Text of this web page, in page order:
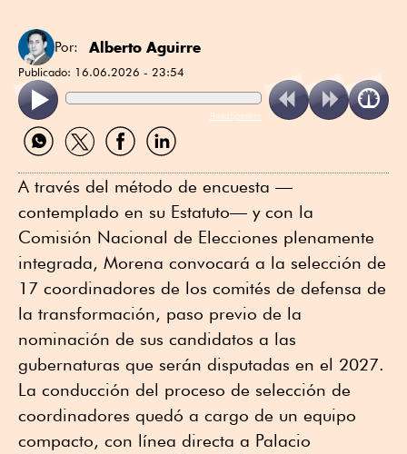
Por: Alberto Aguirre
Publicado: 16.06.2026 - 23:54
ReadSpeaker
Compartir
por
Compartir
por
Compartir
por
Compartir
por
A través del método de encuesta —
contemplado en su Estatuto— y con la
Comisión Nacional de Elecciones plenamente
integrada, Morena convocará a la selección de
17 coordinadores de los comités de defensa de
la transformación, paso previo de la
nominación de sus candidatos a las
gubernaturas que serán disputadas en el 2027.
La conducción del proceso de selección de
coordinadores quedó a cargo de un equipo
compacto, con línea directa a Palacio